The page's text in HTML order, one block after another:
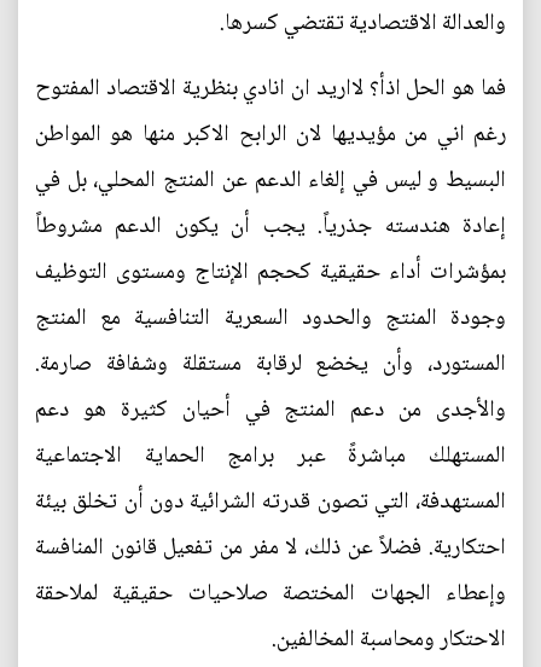
والعدالة الاقتصادية تقتضي كسرها.
فما هو الحل اذأ؟ لااريد ان انادي بنظرية الاقتصاد المفتوح
رغم اني من مؤيديها لان الرابح الاكبر منها هو المواطن
البسيط و ليس في إلغاء الدعم عن المنتج المحلي، بل في
إعادة هندسته جذرياً. يجب أن يكون الدعم مشروطاً
بمؤشرات أداء حقيقية كحجم الإنتاج ومستوى التوظيف
وجودة المنتج والحدود السعرية التنافسية مع المنتج
المستورد، وأن يخضع لرقابة مستقلة وشفافة صارمة.
والأجدى من دعم المنتج في أحيان كثيرة هو دعم
المستهلك مباشرةً عبر برامج الحماية الاجتماعية
المستهدفة، التي تصون قدرته الشرائية دون أن تخلق بيئة
احتكارية. فضلاً عن ذلك، لا مفر من تفعيل قانون المنافسة
وإعطاء الجهات المختصة صلاحيات حقيقية لملاحقة
الاحتكار ومحاسبة المخالفين.